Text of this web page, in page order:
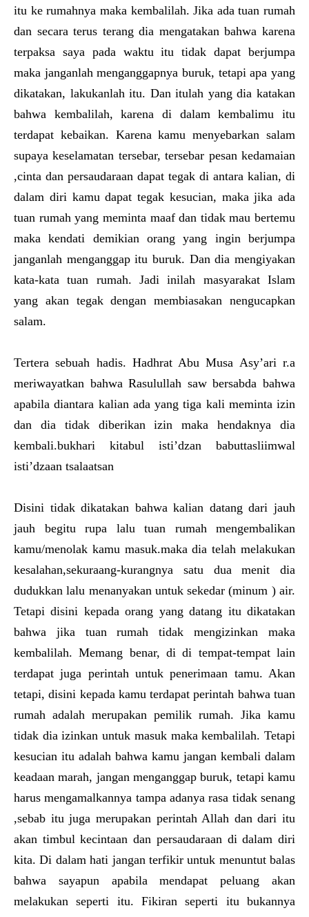
itu ke rumahnya maka kembalilah. Jika ada tuan rumah
dan secara terus terang dia mengatakan bahwa karena
terpaksa saya pada waktu itu tidak dapat berjumpa
maka janganlah menganggapnya buruk, tetapi apa yang
dikatakan, lakukanlah itu. Dan itulah yang dia katakan
bahwa kembalilah, karena di dalam kembalimu itu
terdapat kebaikan. Karena kamu menyebarkan salam
supaya keselamatan tersebar, tersebar pesan kedamaian
,cinta dan persaudaraan dapat tegak di antara kalian, di
dalam diri kamu dapat tegak kesucian, maka jika ada
tuan rumah yang meminta maaf dan tidak mau bertemu
maka kendati demikian orang yang ingin berjumpa
janganlah menganggap itu buruk. Dan dia mengiyakan
kata-kata tuan rumah. Jadi inilah masyarakat Islam
yang akan tegak dengan membiasakan nengucapkan
salam.
Tertera sebuah hadis. Hadhrat Abu Musa Asy’ari r.a
meriwayatkan bahwa Rasulullah saw bersabda bahwa
apabila diantara kalian ada yang tiga kali meminta izin
dan dia tidak diberikan izin maka hendaknya dia
kembali.bukhari kitabul isti’dzan babuttasliimwal
isti’dzaan tsalaatsan
Disini tidak dikatakan bahwa kalian datang dari jauh
jauh begitu rupa lalu tuan rumah mengembalikan
kamu/menolak kamu masuk.maka dia telah melakukan
kesalahan,sekuraang-kurangnya satu dua menit dia
dudukkan lalu menanyakan untuk sekedar (minum ) air.
Tetapi disini kepada orang yang datang itu dikatakan
bahwa jika tuan rumah tidak mengizinkan maka
kembalilah. Memang benar, di di tempat-tempat lain
terdapat juga perintah untuk penerimaan tamu. Akan
tetapi, disini kepada kamu terdapat perintah bahwa tuan
rumah adalah merupakan pemilik rumah. Jika kamu
tidak dia izinkan untuk masuk maka kembalilah. Tetapi
kesucian itu adalah bahwa kamu jangan kembali dalam
keadaan marah, jangan menganggap buruk, tetapi kamu
harus mengamalkannya tampa adanya rasa tidak senang
,sebab itu juga merupakan perintah Allah dan dari itu
akan timbul kecintaan dan persaudaraan di dalam diri
kita. Di dalam hati jangan terfikir untuk menuntut balas
bahwa sayapun apabila mendapat peluang akan
melakukan seperti itu. Fikiran seperti itu bukannya